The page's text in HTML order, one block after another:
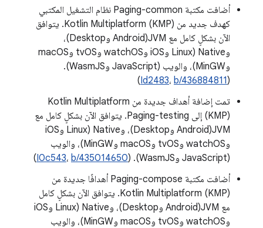
أضافت مكتبة Paging-common نظام التشغيل المكتبي
كهدف جديد من Kotlin Multiplatform (KMP). يتوافق
الآن بشكلٍ كامل مع JVM(Android وDesktop)،
وNative (Linux وiOS وwatchOS وtvOS وmacOS
وMinGW)، والويب (JavaScript وWasmJS).
(
Id2483، b/436884811
)
تمت إضافة أهداف جديدة من Kotlin Multiplatform
(KMP) إلى Paging-testing. يتوافق الآن بشكلٍ كامل مع
JVM(Android وDesktop)، وNative (Linux وiOS
وwatchOS وtvOS وmacOS وMinGW)، والويب
(JavaScript وWasmJS). (
I0c543، b/435014650
)
أضافت مكتبة Paging-compose أهدافًا جديدة من
Kotlin Multiplatform (KMP). يتوافق الآن بشكلٍ كامل
مع JVM(Android وDesktop)، وNative (Linux وiOS
وwatchOS وtvOS وmacOS وMinGW)، والويب